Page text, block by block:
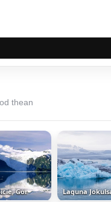
thean
Gór Laguna